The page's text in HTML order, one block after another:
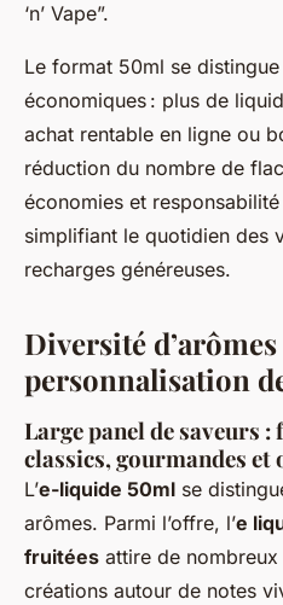
‘n’ Vape”.
Le format 50ml se
économiques : plus de
achat rentable en ligne ou
réduction du nombre de
économies et
simplifiant le quotidien des
recharges généreuses.
Diversité
personnalisation
Large panel de saveurs
classics, gourmandes et
L’e-liquide 50ml se
arômes. Parmi l’offre, l’e
fruitées attire de
créations autour de notes